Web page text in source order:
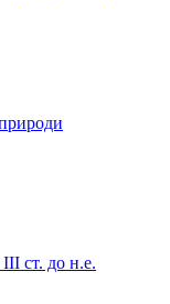
ст. до н.е.